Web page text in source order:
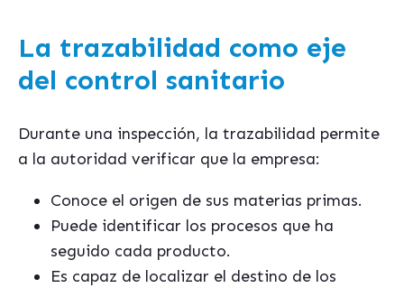
La trazabilidad como eje
del control sanitario
Durante una inspección, la trazabilidad permite
a la autoridad verificar que la empresa:
Conoce el origen de sus materias primas.
Puede identificar los procesos que ha
seguido cada producto.
Es capaz de localizar el destino de los